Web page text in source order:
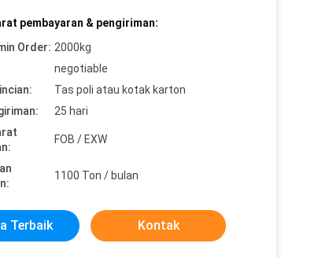
pembayaran & pengiriman:
Order: 2000kg
negotiable
Tas poli atau kotak karton
25 hari
FOB / EXW
1100 Ton / bulan
Terbaik Kontak